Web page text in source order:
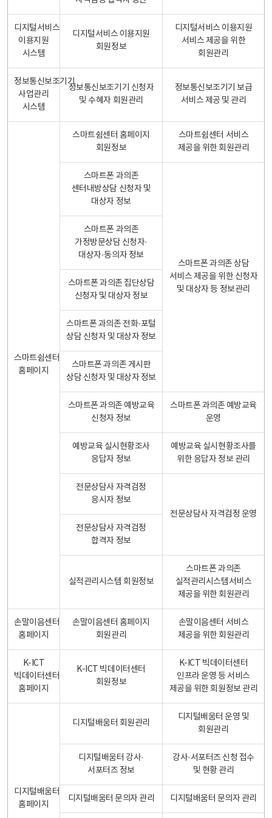
디지털서비스
이용지원
시스템
디지털서비스 이용지원
회원정보
디지털서비스 이용지원
서비스 제공을 위한
회원관리
정보통신보조기기
사업관리
시스템
정보통신보조기기 신청자
및 수혜자 회원관리
정보통신보조기기 보급
서비스 제공 및 관리
스마트쉼센터
홈페이지
스마트쉼센터 홈페이지
회원정보
스마트쉼센터 서비스
제공을 위한 회원관리
스마트폰 과의존
센터내방상담 신청자 및
대상자 정보
스마트폰 과의존 상담
서비스 제공을 위한 신청자
및 대상자 등 정보관리
스마트폰 과의존
가정방문상담 신청자·
대상자·동의자 정보
스마트폰 과의존 집단상담
신청자 및 대상자 정보
스마트폰 과의존 전화·포털
상담 신청자 및 대상자 정보
스마트폰 과의존 게시판
상담 신청자 및 대상자 정보
스마트폰 과의존 예방교육
신청자 정보
스마트폰 과의존 예방교육
운영
예방교육 실시현황조사
응답자 정보
예방교육 실시현황조사를
위한 응답자 정보 관리
전문상담사 자격검정
응시자 정보
전문상담사 자격검정 운영
전문상담사 자격검정
합격자 정보
실적관리시스템 회원정보
스마트폰 과의존
실적관리시스템서비스
제공을 위한 회원관리
손말이음센터
홈페이지
손말이음센터 홈페이지
회원관리
손말이음센터 서비스
제공을 위한 회원관리
K-ICT
빅데이터센터
홈페이지
K-ICT 빅데이터센터
회원정보
K-ICT 빅데이터센터
인프라 운영 등 서비스
제공을 위한 회원정보 관리
디지털배움터
홈페이지
디지털배움터 회원관리
디지털배움터 운영 및
회원관리
디지털배움터 강사·
서포터즈 정보
강사·서포터즈 신청 접수
및 현황 관리
디지털배움터 문의자 관리 디지털배움터 문의자 관리